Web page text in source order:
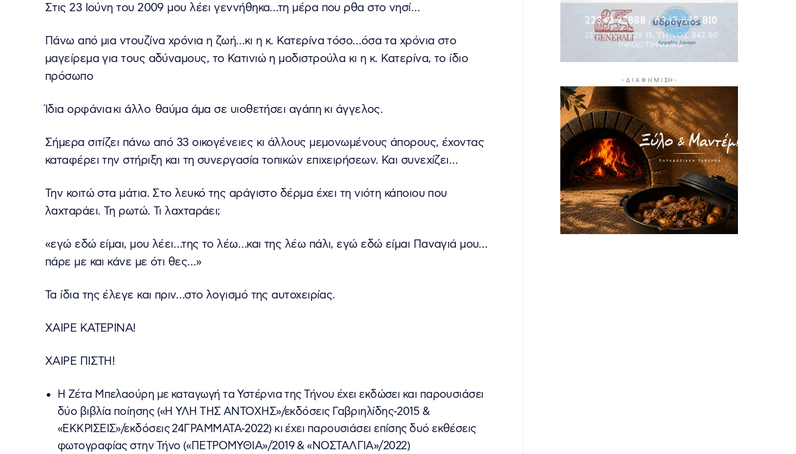
Στις 23 Ιούνη του 2009 μου λέει γεννήθηκα…τη μέρα που ρθα στο νησί…
Πάνω από μια ντουζίνα χρόνια η ζωή…κι η κ. Κατερίνα τόσο…όσα τα χρόνια στο
μαγείρεμα για τους αδύναμους, το Κατινιώ η μοδιστρούλα κι η κ. Κατερίνα, το ίδιο
πρόσωπο
Ίδια ορφάνια κι άλλο θαύμα άμα σε υιοθετήσει αγάπη κι άγγελος.
Σήμερα σιτίζει πάνω από 33 οικογένειες κι άλλους μεμονωμένους άπορους, έχοντας
καταφέρει την στήριξη και τη συνεργασία τοπικών επιχειρήσεων. Και συνεχίζει…
Την κοιτώ στα μάτια. Στο λευκό της αράγιστο δέρμα έχει τη νιότη κάποιου που
λαχταράει. Τη ρωτώ. Τι λαχταράει;
«εγώ εδώ είμαι, μου λέει…της το λέω…και της λέω πάλι, εγώ εδώ είμαι Παναγιά μου…
πάρε με και κάνε με ότι θες…»
Τα ίδια της έλεγε και πριν…στο λογισμό της αυτοχειρίας.
ΧΑΙΡΕ ΚΑΤΕΡΙΝΑ!
ΧΑΙΡΕ ΠΙΣΤΗ!
Η Ζέτα Μπελαούρη με καταγωγή τα Υστέρνια της Τήνου έχει εκδώσει και παρουσιάσει
δύο βιβλία ποίησης («Η ΥΛΗ ΤΗΣ ΑΝΤΟΧΗΣ»/εκδόσεις Γαβριηλίδης-2015 &
«ΕΚΚΡΙΣΕΙΣ»/εκδόσεις 24ΓΡΑΜΜΑΤΑ-2022) κι έχει παρουσιάσει επίσης δυό εκθέσεις
φωτογραφίας στην Τήνο («ΠΕΤΡΟΜΥΘΙΑ»/2019 & «ΝΟΣΤΑΛΓΙΑ»/2022)
- Δ Ι Α Φ Η Μ Ι ΣΗ -